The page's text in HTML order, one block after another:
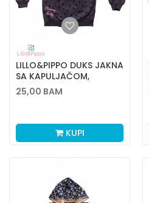
LILLO&PIPPO DUKS JAKNA
SA KAPULJAČOM,
DJEVOJČICE
25,00 BAM
KUPI